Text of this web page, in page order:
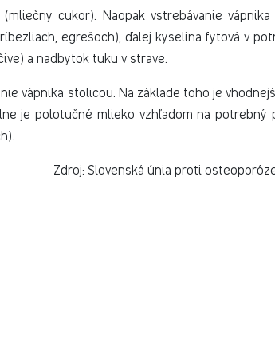
cukor). Naopak vstrebávanie vápnika
egrešoch), ďalej kyselina fytová v
a nadbytok tuku v strave.
vápnika stolicou. Na základe toho je
je polotučné mlieko vzhľadom na potrebný
Zdroj: Slovenská únia proti